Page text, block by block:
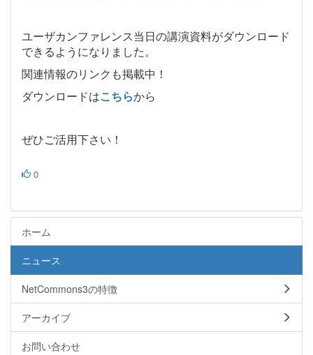
ユーザカンファレンス当日の講演資料がダウンロード
できるようになりました。
関連情報のリンクも掲載中！
ダウンロードはこちらから
ぜひご活用下さい！
0
ホーム
ニュース
NetCommons3の特徴
アーカイブ
お問い合わせ